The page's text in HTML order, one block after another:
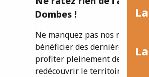
Dombes !
Ne manquez pas nos
bénéficier des dernières
profiter pleinement de votre
redécouvrir le territoire.